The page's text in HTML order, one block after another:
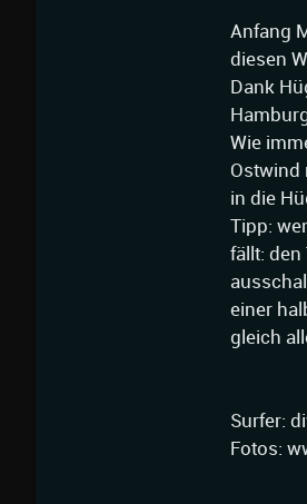
Anfang
diesen
Dank
Wie
Ostwind
in die
Tipp:
fällt:
einer
gleich
Surfer:
Fotos: